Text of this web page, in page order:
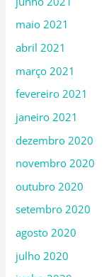
maio 2021
abril 2021
março 2021
fevereiro 2021
janeiro 2021
dezembro 2020
novembro 2020
outubro 2020
setembro 2020
agosto 2020
julho 2020